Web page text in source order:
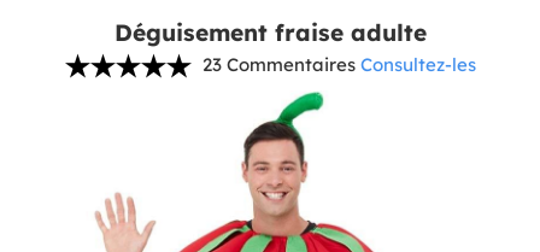
Déguisement fraise adulte
23 Commentaires Consultez-les